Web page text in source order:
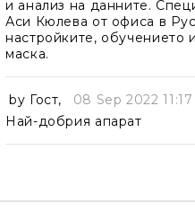
и анализ на данните.
Аси Кюлева от офиса в
настройките, обучението
маска.
by Гост,
08 Sep 2022 11:17
Най-добрия апарат